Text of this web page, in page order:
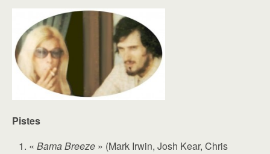
Pistes
«Bama Breeze » (Mark Irwin, Josh Kear, Chris